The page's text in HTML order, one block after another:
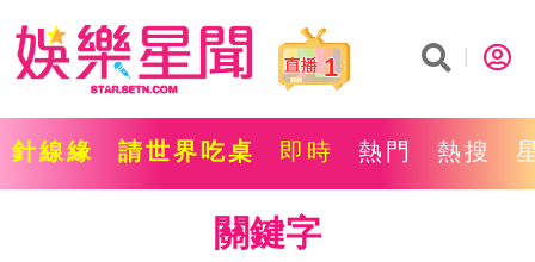
1
針線緣 請世界吃桌 即時 熱門 熱搜
關鍵字